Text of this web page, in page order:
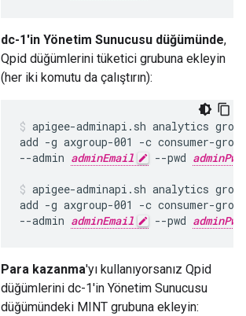
dc-1'in Yönetim Sunucusu düğümünde,
Qpid düğümlerini tüketici grubuna ekleyin
(her iki komutu da çalıştırın):
apigee-adminapi.sh analytics
add -g axgroup-001 -c consumer-
--admin adminEmail --pwd
apigee-adminapi.sh analytics
add -g axgroup-001 -c consumer-
--admin adminEmail --pwd
Para kazanma'yı kullanıyorsanız Qpid
düğümlerini dc-1'in Yönetim Sunucusu
düğümündeki MINT grubuna ekleyin: